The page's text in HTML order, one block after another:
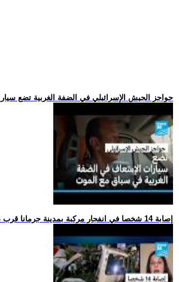
.. حواجز الجيش الإسرائيلي في الضفة الغربية تضع
.. إصابة 14 شخصا في انفجار مركبة بمدينة جرمانا قرب دمشق